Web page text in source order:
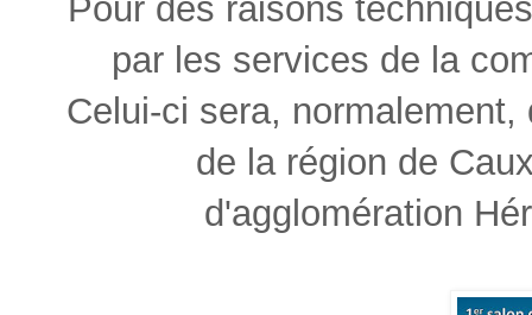
Pour des raisons
par les services de la
Celui-ci sera,
de la région de
d'agglomération